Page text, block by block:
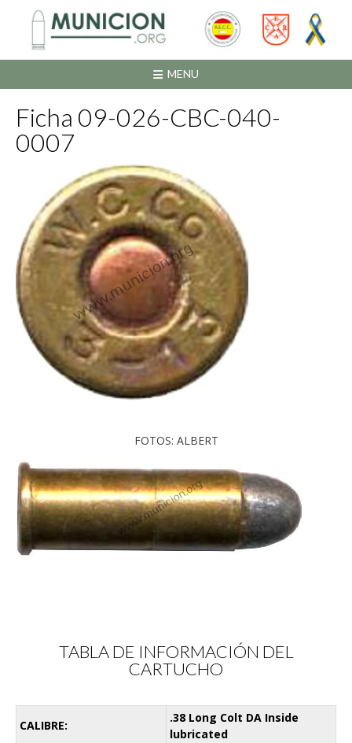
contenido
MENU
Ficha 09-026-CBC-040-
0007
FOTOS: ALBERT
TABLA DE INFORMACIÓN DEL
CARTUCHO
CALIBRE:
.38 Long Colt DA Inside
lubricated